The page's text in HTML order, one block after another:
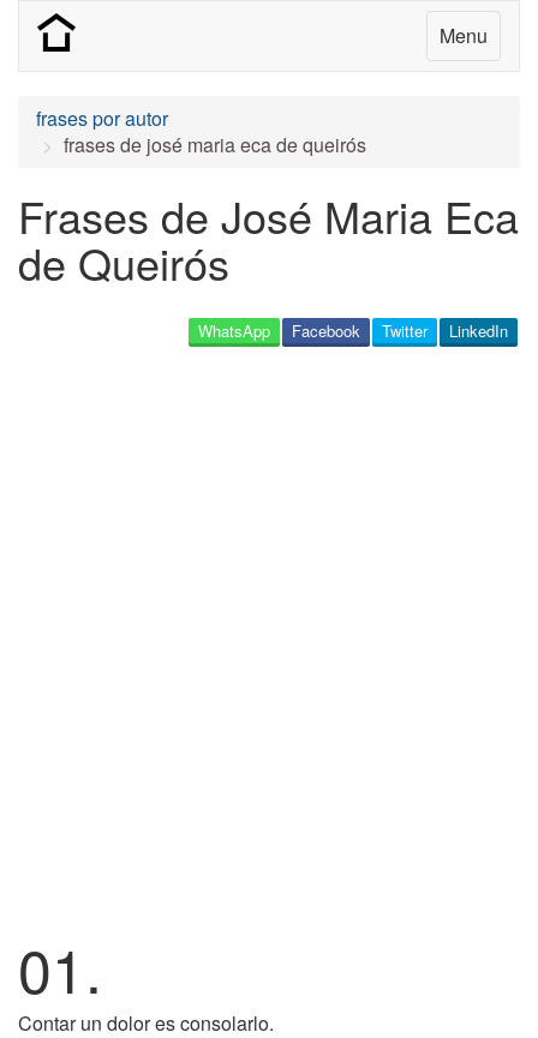
Menu
frases por autor
frases de josé maria eca de queirós
Frases de José Maria Eca
de Queirós
LinkedIn
Twitter
Facebook
WhatsApp
01.
Contar un dolor es consolarlo.